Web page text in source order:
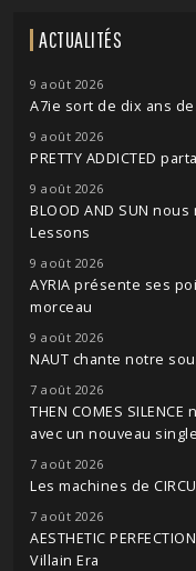
ACTUALITÉS
9 août 2026
A7ie sort de dix ans
9 août 2026
PRETTY ADDICTED
9 août 2026
BLOOD AND SUN
Lessons
9 août 2026
AYRIA présente ses
morceau
9 août 2026
NAUT chante notre
7 août 2026
THEN COMES
avec un nouveau single
7 août 2026
Les machines de
7 août 2026
AESTHETIC
Villain Era